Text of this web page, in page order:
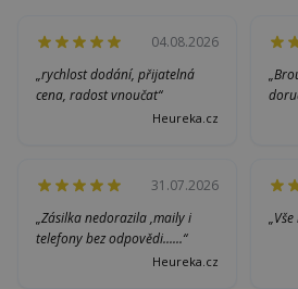
04.08.2026
„rychlost dodání, přijatelná
cena, radost vnoučat“
Heureka.cz
31.07.2026
„Zásilka nedorazila ,maily i
telefony bez odpovědi......“
Heureka.cz